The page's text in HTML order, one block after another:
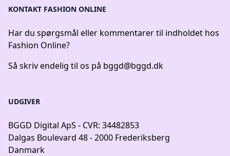
KONTAKT FASHION ONLINE
Har du spørgsmål eller kommentarer til indholdet hos
Fashion Online?
Så skriv endelig til os på bggd@bggd.dk
UDGIVER
BGGD Digital ApS - CVR: 34482853
Dalgas Boulevard 48 - 2000 Frederiksberg
Danmark